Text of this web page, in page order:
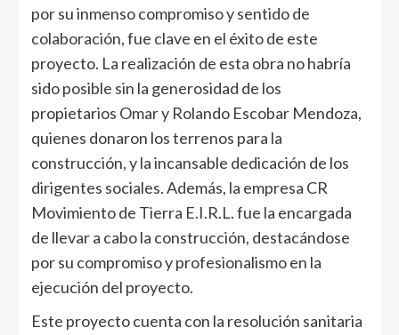
por su inmenso compromiso y sentido de
colaboración, fue clave en el éxito de este
proyecto. La realización de esta obra no habría
sido posible sin la generosidad de los
propietarios Omar y Rolando Escobar Mendoza,
quienes donaron los terrenos para la
construcción, y la incansable dedicación de los
dirigentes sociales. Además, la empresa CR
Movimiento de Tierra E.I.R.L. fue la encargada
de llevar a cabo la construcción, destacándose
por su compromiso y profesionalismo en la
ejecución del proyecto.
Este proyecto cuenta con la resolución sanitaria